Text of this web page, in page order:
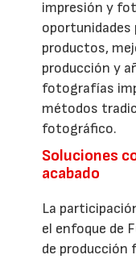
impresión y
oportunidades
productos,
producción y
fotografías
métodos
fotográfico.
Soluciones
acabado
La
el enfoque de
de